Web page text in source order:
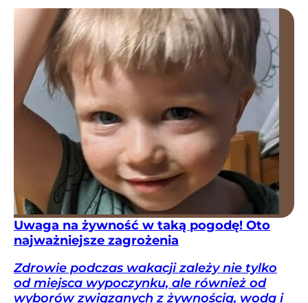
Uwaga na żywność w taką pogodę! Oto
najważniejsze zagrożenia
Zdrowie podczas wakacji zależy nie tylko
od miejsca wypoczynku, ale również od
wyborów związanych z żywnością, wodą i